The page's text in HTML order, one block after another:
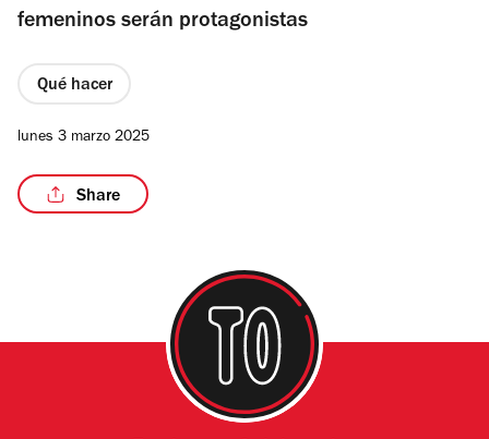
femeninos serán protagonistas
Qué hacer
lunes 3 marzo 2025
Share